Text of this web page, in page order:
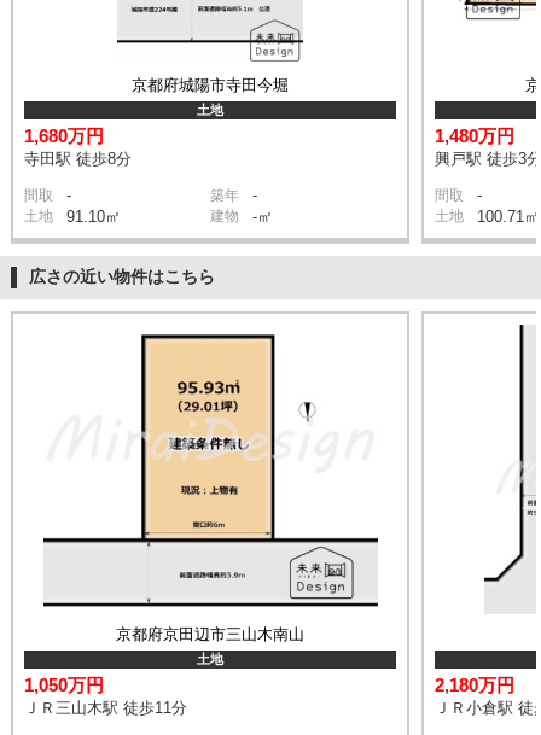
京都府城陽市寺田今堀
土地
1,680万円
寺田駅 徒歩8分
間取 - 築年 -
土地 91.10㎡ 建物 -㎡
1,480万円
興戸駅 徒歩3分
間取 -
土地 100.71㎡
広さの近い物件はこちら
京都府京田辺市三山木南山
土地
1,050万円
ＪＲ三山木駅 徒歩11分
2,180万円
ＪＲ小倉駅 徒